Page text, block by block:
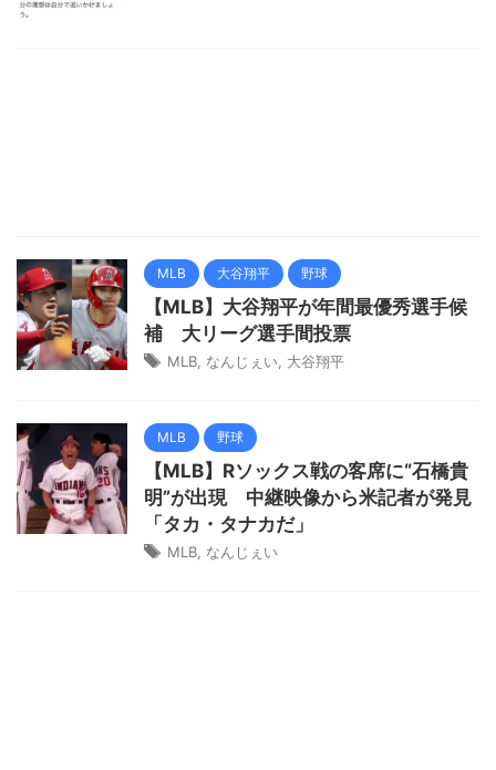
MLB 大谷翔平 野球
【MLB】大谷翔平が年間最優秀選手候
補 大リーグ選手間投票
MLB なんじぇい 大谷翔平
MLB 野球
【MLB】Rソックス戦の客席に“石橋貴
明”が出現 中継映像から米記者が発見
「タカ・タナカだ」
MLB なんじぇい